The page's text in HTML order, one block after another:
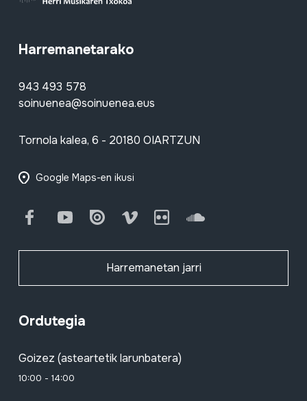
Harremanetarako
943 493 578
soinuenea@soinuenea.eus
Tornola kalea, 6 - 20180 OIARTZUN
Google Maps-en ikusi
FacebookYoutube Issuu Vimeo Flickr SoundCloud
Harremanetan jarri
Ordutegia
Goizez (asteartetik larunbatera)
10:00 - 14:00